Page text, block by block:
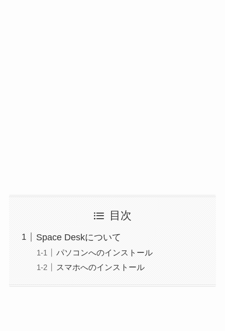
目次
Space Deskについて
パソコンへのインストール
スマホへのインストール